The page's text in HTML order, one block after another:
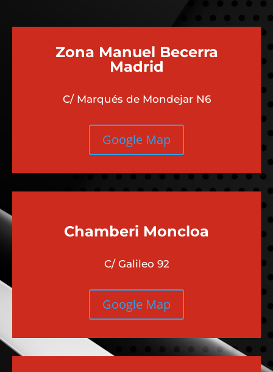
Zona Manuel Becerra
Madrid
C/ Marqués de Mondejar N6
Google Map
Chamberi Moncloa
C/ Galileo 92
Google Map